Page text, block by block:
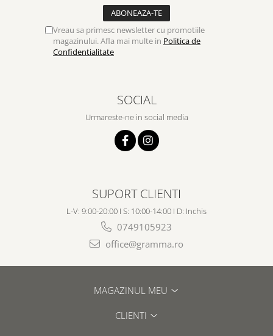
Vreau sa primesc newsletter cu promotiile
magazinului. Afla mai multe in Politica de
Confidentialitate
SOCIAL
Urmareste-ne in social media
SUPORT CLIENTI
L-V: 9:00-20:00 I S: 10:00-14:00 I D: Inchis
0749105923
office@gramma.ro
MAGAZINUL MEU
CLIENTI